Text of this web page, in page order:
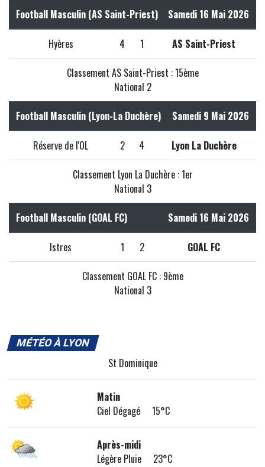
Football Masculin (AS Saint-Priest) Samedi 16 Mai 2026
Hyères 4 1 AS Saint-Priest
Classement AS Saint-Priest : 15ème
National 2
Football Masculin (Lyon-La Duchère) Samedi 9 Mai 2026
Réserve de l'OL 2 4 Lyon La Duchère
Classement Lyon La Duchère : 1er
National 3
Football Masculin (GOAL FC) Samedi 16 Mai 2026
Istres 1 2 GOAL FC
Classement GOAL FC : 9ème
National 3
MÉTÉO À LYON
St Dominique
Matin
Ciel Dégagé 15°C
Après-midi
Légère Pluie 23°C